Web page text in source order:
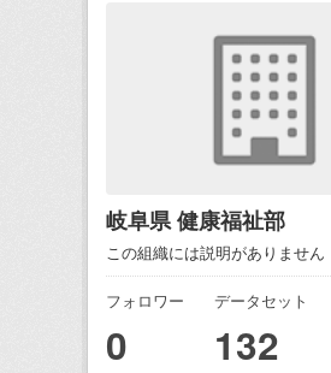
岐阜県 健康福祉部
この組織には説明がありません
フォロワー
0
データセット
132